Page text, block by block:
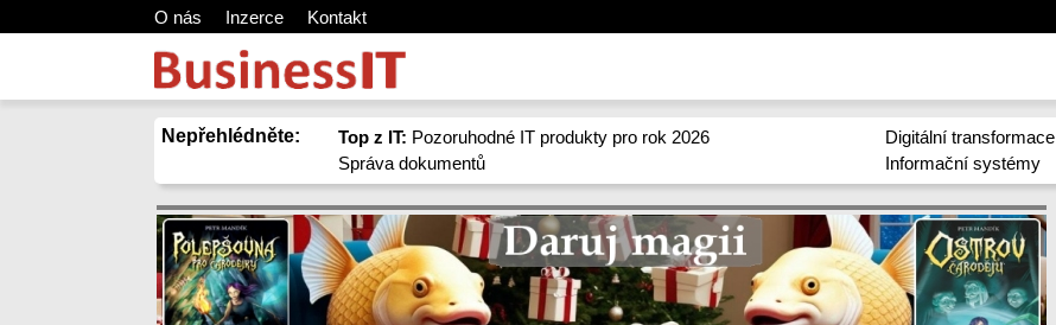
O nás Inzerce Kontakt
Nepřehlédněte: Top z IT: Pozoruhodné IT produkty pro rok 2026
Správa dokumentů
Digitální transformace
Informační systémy